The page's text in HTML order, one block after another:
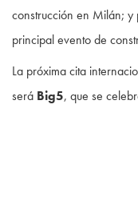
construcción en Milán; y
principal evento de
La próxima cita
será Big5, que se